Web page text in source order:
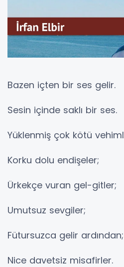
Bazen içten bir ses gelir.
Sesin içinde saklı bir ses.
Yüklenmiş çok kötü
Korku dolu endişeler;
Ürkekçe vuran gel-gitler;
Umutsuz sevgiler;
Fütursuzca gelir ardından;
Nice davetsiz misafirler.